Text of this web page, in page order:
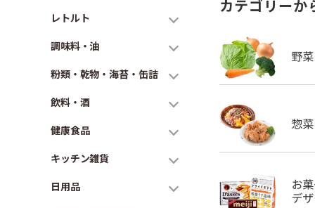
レトルト
調味料・油
粉類・乾物・海苔・缶詰
飲料・酒
健康食品
キッチン雑貨
日用品
カテゴリーか